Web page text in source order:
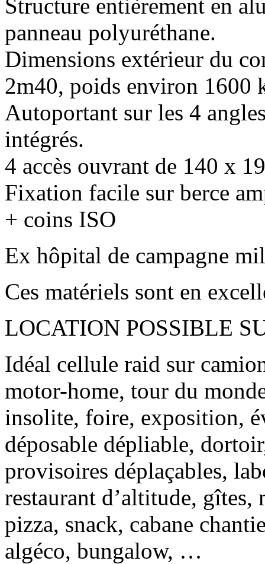
Structure entièrement en
panneau polyuréthane.
Dimensions extérieur du
2m40, poids environ 1600
Autoportant sur les 4
intégrés.
4 accès ouvrant de 140 x
Fixation facile sur berce
+ coins ISO
Ex hôpital de campagne
Ces matériels sont en
LOCATION POSSIBLE
Idéal cellule raid sur
motor-home, tour du
insolite, foire, exposition,
déposable dépliable,
provisoires déplaçables,
restaurant d’altitude,
pizza, snack, cabane
algéco, bungalow, …